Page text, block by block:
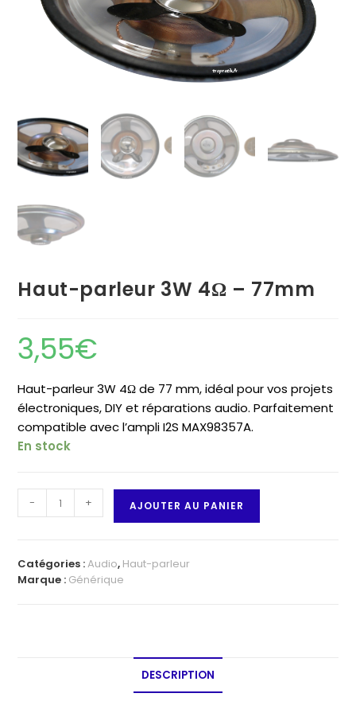
Haut-parleur 3W 4Ω – 77mm
3,55€
Haut-parleur 3W 4Ω de 77 mm, idéal pour vos projets
électroniques, DIY et réparations audio. Parfaitement
compatible avec l’ampli I2S MAX98357A.
En stock
quantité
de
3W
4Ω
- + AJOUTER AU PANIER
Catégories :Audio, Haut-parleur
Marque : Générique
DESCRIPTION